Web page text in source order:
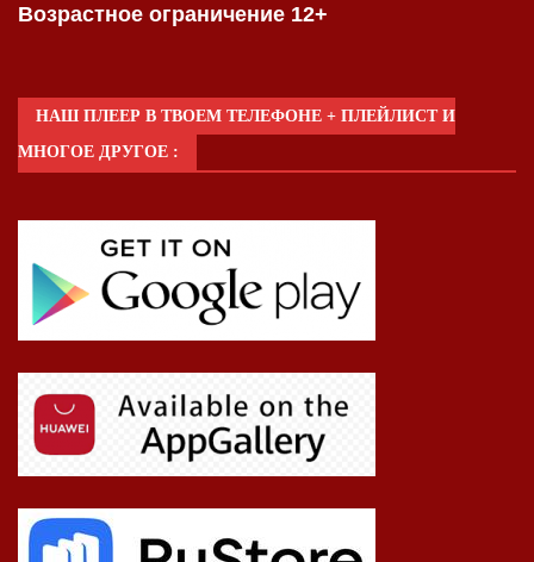
Возрастное ограничение 12+
НАШ ПЛЕЕР В ТВОЕМ ТЕЛЕФОНЕ + ПЛЕЙЛИСТ И
МНОГОЕ ДРУГОЕ :